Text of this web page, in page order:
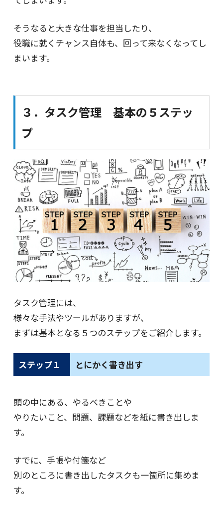
そうなると大きな仕事を担当したり、
役職に就くチャンス自体も、回って来なくなってし
まいます。
３．タスク管理 基本の５ステッ
プ
タスク管理には、
様々な手法やツールがありますが、
まずは基本となる５つのステップをご紹介します。
ステップ１ とにかく書き出す
頭の中にある、やるべきことや
やりたいこと、問題、課題などを紙に書き出しま
す。
すでに、手帳や付箋など
別のところに書き出したタスクも一箇所に集めま
す。